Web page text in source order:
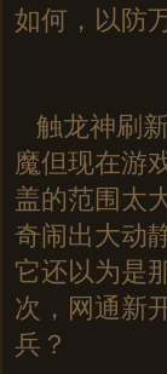
如何，以防
触龙神刷
魔但现在游
盖的范围太
奇闹出大动
它还以为是
次，网通新
兵？